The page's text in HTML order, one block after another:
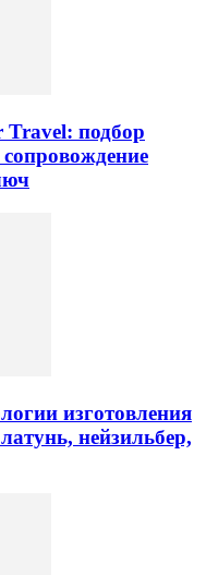
Travel: подбор
изготовления
нейзильбер,